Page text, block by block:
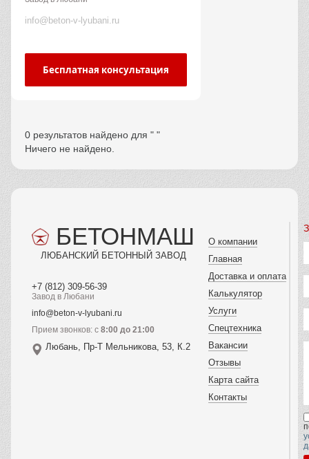
info@beton-v-lyubani.ru
Бесплатная консультация
0 результатов найдено для " "
Ничего не найдено.
БЕТОНМАШ
ЛЮБАНСКИЙ БЕТОННЫЙ ЗАВОД
+7 (812) 309-56-39
Завод в Любани
info@beton-v-lyubani.ru
Прием звонков: с 8:00 до 21:00
Любань, Пр-Т Мельникова, 53, К.2
О компании
Главная
Доставка и оплата
Калькулятор
Услуги
Спецтехника
Вакансии
Отзывы
Карта сайта
Контакты